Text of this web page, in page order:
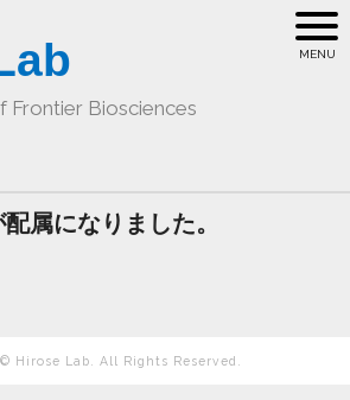
Frontier Biosciences
属になりました。
Hirose Lab. All Rights Reserved.